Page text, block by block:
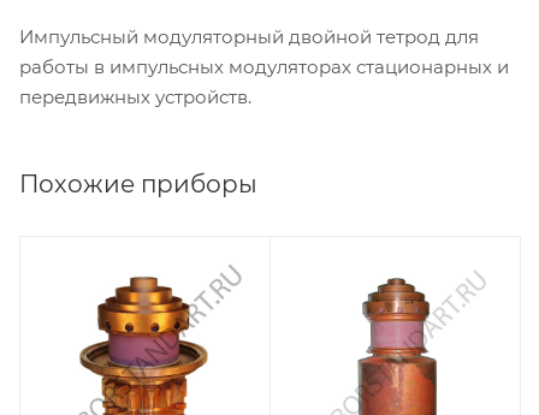
Импульсный модуляторный двойной тетрод для
работы в импульсных модуляторах стационарных и
передвижных устройств.
Похожие приборы